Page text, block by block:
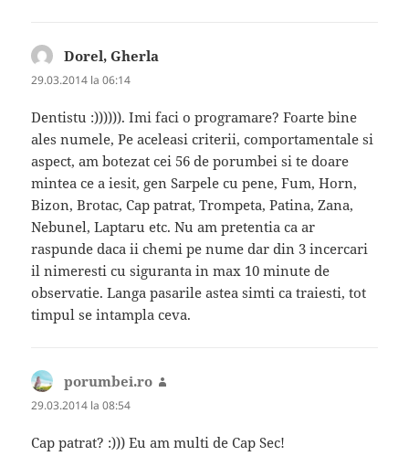
Dorel, Gherla
29.03.2014 la 06:14
Dentistu :)))))). Imi faci o programare? Foarte bine
ales numele, Pe aceleasi criterii, comportamentale si
aspect, am botezat cei 56 de porumbei si te doare
mintea ce a iesit, gen Sarpele cu pene, Fum, Horn,
Bizon, Brotac, Cap patrat, Trompeta, Patina, Zana,
Nebunel, Laptaru etc. Nu am pretentia ca ar
raspunde daca ii chemi pe nume dar din 3 incercari
il nimeresti cu siguranta in max 10 minute de
observatie. Langa pasarile astea simti ca traiesti, tot
timpul se intampla ceva.
porumbei.ro
29.03.2014 la 08:54
Cap patrat? :))) Eu am multi de Cap Sec!